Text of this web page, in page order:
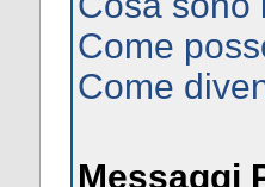
Come
Come
Messaggi